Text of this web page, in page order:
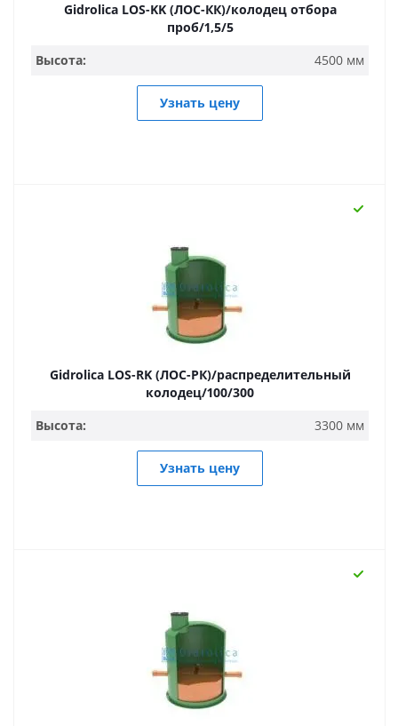
Gidrolica LOS-KK (ЛОС-КК)/колодец отбора
проб/1,5/5
Высота:
4500 мм
Узнать цену
Gidrolica LOS-RK (ЛОС-РК)/распределительный
колодец/100/300
Высота:
3300 мм
Узнать цену